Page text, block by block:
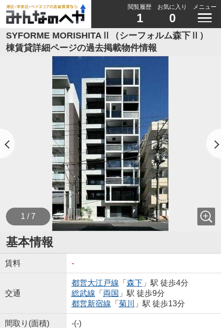
閲覧履歴
1
お気に入り
0
メニュー
SYFORME MORISHITAⅡ（シーフォルム森下Ⅱ）
棟賃貸詳細ページの過去掲載物件情報
1 / 7
基本情報
賃料 -
交通
都営大江戸線 「 森下」駅 徒歩4分
総武線 「 両国 」駅 徒歩9分
都営新宿線 「 菊川 」駅 徒歩13分
間取り(面積) -(-)